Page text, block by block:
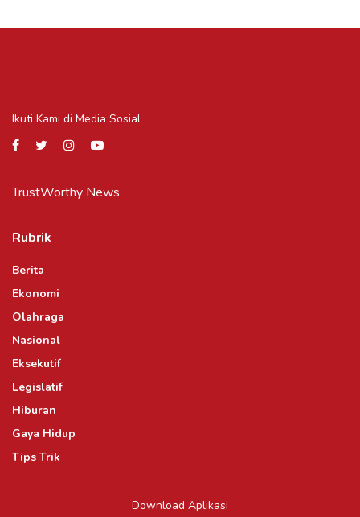
Ikuti Kami di Media Sosial
TrustWorthy News
Rubrik
Berita
Ekonomi
Olahraga
Nasional
Eksekutif
Legislatif
Hiburan
Gaya Hidup
Tips Trik
Download Aplikasi